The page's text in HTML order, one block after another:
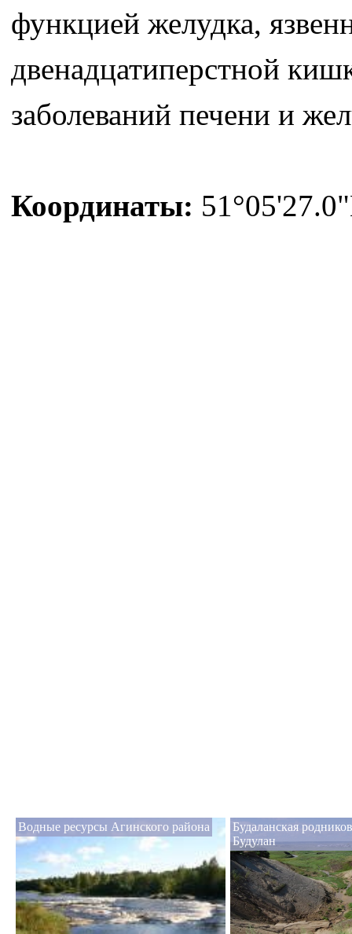
функцией желудка,
двенадцатиперстной
заболеваний печени и
Координаты:
Водные ресурсы Агинского района
Будаланская
Будулан